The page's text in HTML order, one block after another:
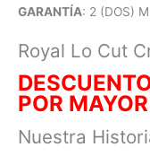
GARANTÍA: 2 (DOS)
Royal Lo Cut
POR MAYOR
Nuestra